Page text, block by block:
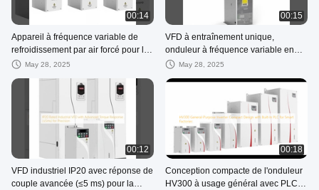
00:14
Appareil à fréquence variable de
refroidissement par air forcé pour la
réduction dynamique de vitesse et le
May 28, 2025
00:15
VFD à entraînement unique,
onduleur à fréquence variable en
courant continu avec performance
May 28, 2025
00:12
VFD industriel IP20 avec réponse de
couple avancée (≤5 ms) pour la
00:18
Conception compacte de l'onduleur
HV300 à usage général avec PLC